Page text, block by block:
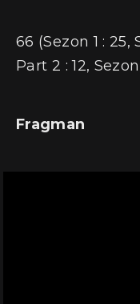
66 (Sezon 1 : 25,
Part 2 : 12, Sezon
Fragman